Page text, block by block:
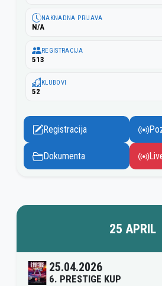
NAKNADNA PRIJAVA
N/A
REGISTRACIJA
513
KLUBOVI
52
Registracija
Dokumenta
25 APRIL
25.04.2026
6. PRESTIGE KUP